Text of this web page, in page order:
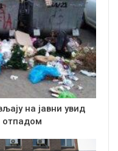
на јавни увид
отпадом